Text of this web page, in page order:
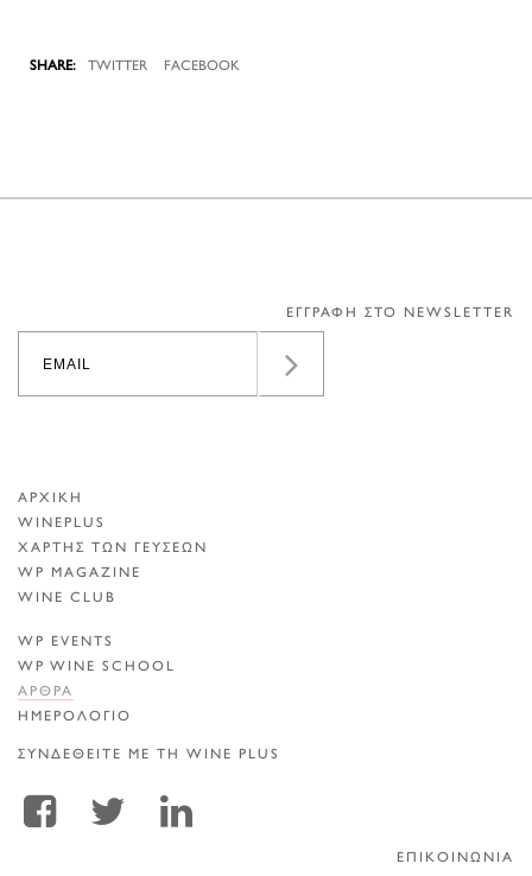
TWITTER FACEBOOK
ΕΓΓΡΑΦΗ ΣΤΟ NEWSLETTER
ΑΡΧΙΚΗ
WINEPLUS
ΧΑΡΤΗΣ ΤΩΝ ΓΕΥΣΕΩΝ
WP MAGAZINE
WINE CLUB
WP EVENTS
WP WINE SCHOOL
ΑΡΘΡΑ
ΗΜΕΡΟΛΟΓΙΟ
ΣΥΝΔΕΘΕΙΤΕ ΜΕ ΤΗ WINE PLUS
ΕΠΙΚΟΙΝΩΝΙΑ